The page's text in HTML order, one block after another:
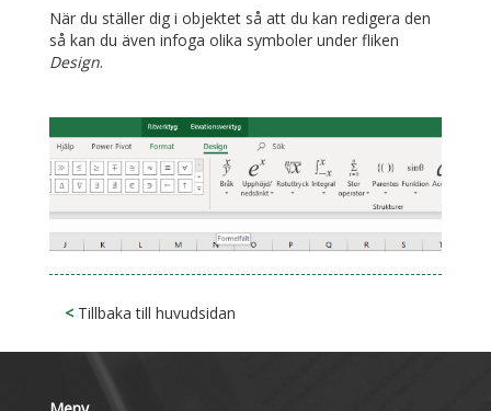
När du ställer dig i objektet så att du kan redigera den
så kan du även infoga olika symboler under fliken
Design.
< Tillbaka till huvudsidan